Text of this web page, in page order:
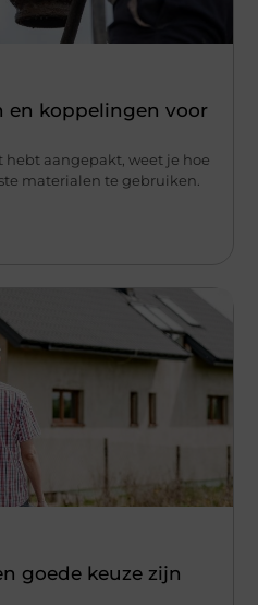
en koppelingen voor
hebt aangepakt, weet je hoe
materialen te gebruiken.
goede keuze zijn